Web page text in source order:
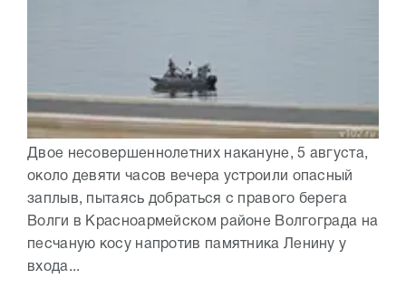
Двое несовершеннолетних накануне, 5 августа,
около девяти часов вечера устроили опасный
заплыв, пытаясь добраться с правого берега
Волги в Красноармейском районе Волгограда на
песчаную косу напротив памятника Ленину у
входа...